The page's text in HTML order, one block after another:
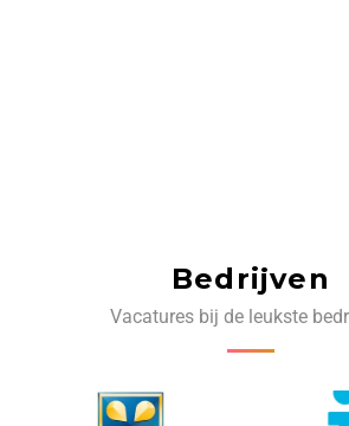
Bedrijven
Vacatures bij de leukste